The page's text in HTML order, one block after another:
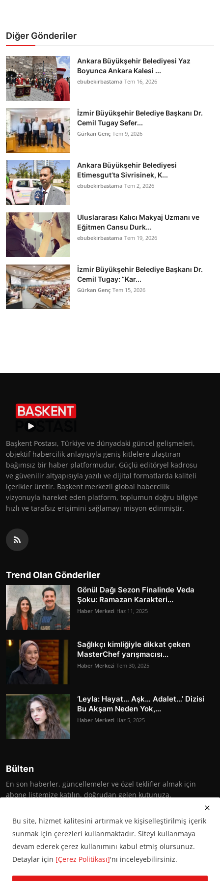
Diğer Gönderiler
Ankara Büyükşehir Belediyesi Yaz
Boyunca Ankara Kalesi ...
ebubekirbastama Tem 16, 2026
İzmir Büyükşehir Belediye Başkanı Dr.
Cemil Tugay Sefer...
Gürkan Genç Tem 9, 2026
Ankara Büyükşehir Belediyesi
Etimesgut’ta Sivrisinek, K...
ebubekirbastama Tem 2, 2026
Uluslararası Kalıcı Makyaj Uzmanı ve
Eğitmen Cansu Durk...
ebubekirbastama Tem 19, 2026
İzmir Büyükşehir Belediye Başkanı Dr.
Cemil Tugay: “Kar...
Gürkan Genç Tem 15, 2026
Başkent Postası, Türkiye ve dünyadaki güncel gelişmeleri,
objektif habercilik anlayışıyla geniş kitlelere ulaştıran
bağımsız bir haber platformudur. Güçlü editöryel kadrosu
ve güvenilir altyapısıyla yazılı ve dijital formatlarda kaliteli
içerikler üretir. Başkent merkezli global habercilik
vizyonuyla hareket eden platform, toplumun doğru bilgiye
hızlı ve tarafsız erişimini sağlamayı misyon edinmiştir.
Trend Olan Gönderiler
Gönül Dağı Sezon Finalinde Veda
Şoku: Ramazan Karakteri...
Haber Merkezi Haz 11, 2025
Sağlıkçı kimliğiyle dikkat çeken
MasterChef yarışmacısı...
Haber Merkezi Tem 30, 2025
‘Leyla: Hayat… Aşk… Adalet…’ Dizisi
Bu Akşam Neden Yok,...
Haber Merkezi Haz 5, 2025
Bülten
En son haberler, güncellemeler ve özel teklifler almak için
abone listemize katılın, doğrudan gelen kutunuza.
Abone Ol
Bu site, hizmet kalitesini artırmak ve kişiselleştirilmiş içerik
sunmak için çerezleri kullanmaktadır. Siteyi kullanmaya
devam ederek çerez kullanımını kabul etmiş olursunuz.
Detaylar için [Çerez Politikası]'nı inceleyebilirsiniz.